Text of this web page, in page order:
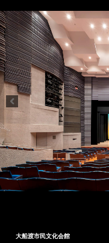
大船渡市民文化会館